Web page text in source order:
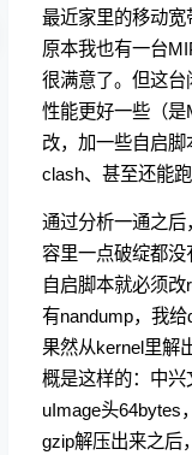
最近家里的移动宽
原本我也有一台
很满意了。但这
性能更好一些（
改，加一些自启脚
clash、甚至还能
通过分析一通之
容里一点破绽都没
自启脚本就必须
有nandump，我给
果然从kernel里解
概是这样的：中
uImage头64bytes
gzip解压出来之后